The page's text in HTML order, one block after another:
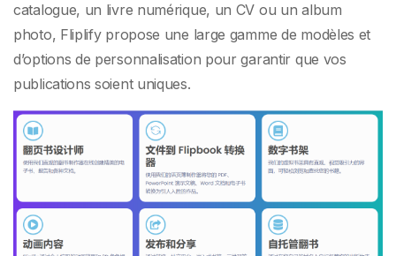
catalogue, un livre numérique, un CV ou un album
photo, Fliplify propose une large gamme de modèles et
d’options de personnalisation pour garantir que vos
publications soient uniques.